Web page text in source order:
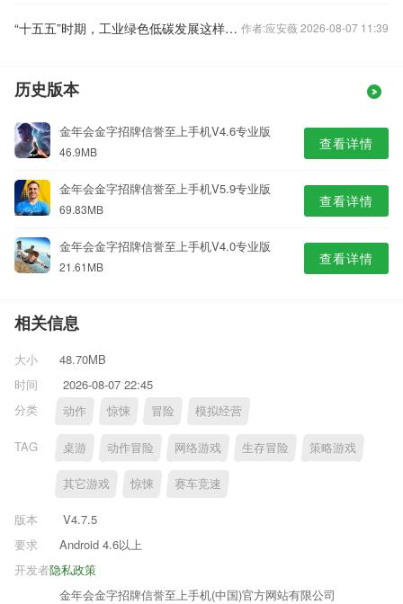
“十五五”时期，工业绿色低碳发展这样推进 作者:应安薇 2026-08-07 11:39
历史版本
金年会金字招牌信誉至上手机V4.6专业版
46.9MB 查看详情
金年会金字招牌信誉至上手机V5.9专业版
69.83MB 查看详情
金年会金字招牌信誉至上手机V4.0专业版
21.61MB 查看详情
相关信息
大小
48.70MB
时间
2026-08-07 22:45
分类
动作 惊悚 冒险 模拟经营
TAG 桌游 动作冒险 网络游戏 生存冒险 策略游戏
其它游戏 惊悚 赛车竞速
版本
V4.7.5
要求
Android 4.6以上
隐私政策
开发者
金年会金字招牌信誉至上手机(中国)官方网站有限公司